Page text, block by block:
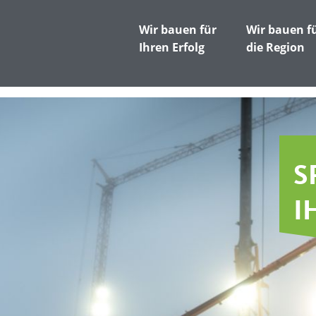
Wir bauen für
Ihren Erfolg
Wir bauen
die Region